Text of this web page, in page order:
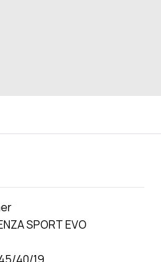
SPORT EVO
40/19